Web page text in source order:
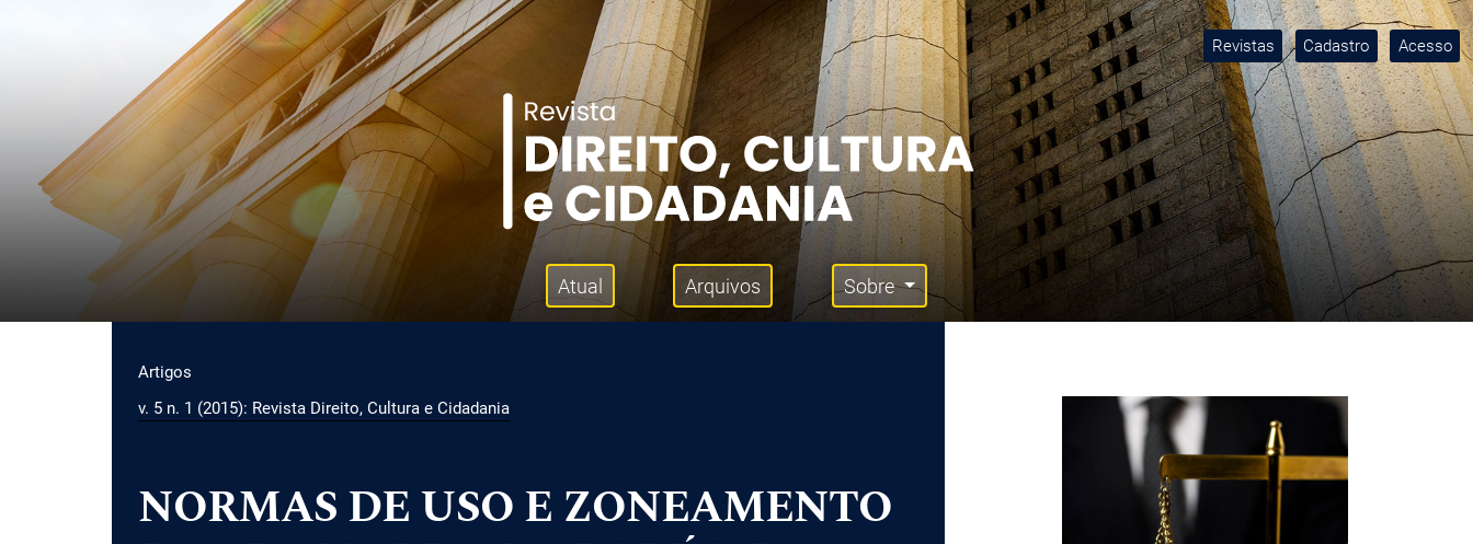
Ir para o menu de navegação principal
Ir para o conteúdo principal
Revistas Cadastro Acesso
Menu principal Atual Arquivos Sobre
Artigos
v. 5 n. 1 (2015): Revista Direito, Cultura e Cidadania
NORMAS DE USO E ZONEAMENTO
Imagem de capa